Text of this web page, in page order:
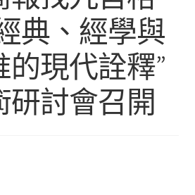
典、經學與
現代詮釋”
研討會召開